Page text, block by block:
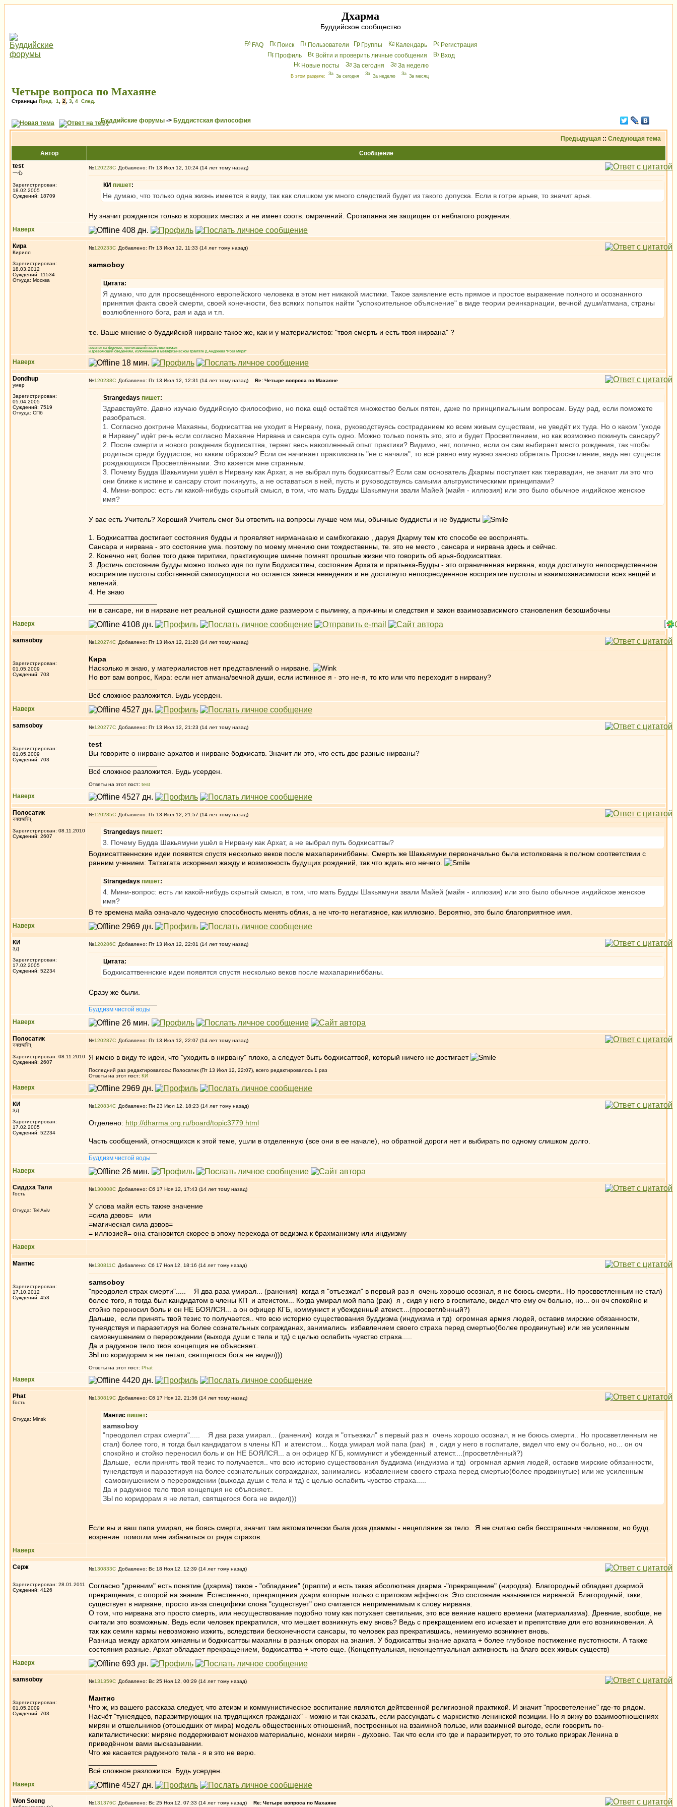
Дхарма
Буддийское сообщество
FAQ Поиск Пользователи Группы Календарь
Peгиcтрaция
Профиль
Войти и проверить личные сообщения
Вхoд
Новые посты
За сегодня За неделю
В этом разделе: За сегодня За неделю За месяц
Четыре вопроса по Махаяне
Страницы Пред. 1 2 3 4 След.
Буддийские форумы -> Буддистская философия
Предыдущая :: Следующая тема
Автор
Сообщение
test
一心
Зарегистрирован:
18.02.2005
Суждений: 18709
№120228 Добавлено: Пт 13 Июл 12, 10:24 (14 лет тому назад)
КИ пишет:
Не думаю, что только одна жизнь имеется в виду, так как слишком уж много следствий будет из такого допуска. Если в готре арьев, то значит арья.
Ну значит рождается только в хороших местах и не имеет соотв. омрачений. Сротапанна же защищен от неблагого рождения.
Наверх
Кира
Кирилл
Зарегистрирован:
18.03.2012
Суждений: 11534
Откуда: Москва
№120233 Добавлено: Пт 13 Июл 12, 11:33 (14 лет тому назад)
samsoboy
Цитата:
Я думаю, что для просвещённого европейского человека в этом нет никакой мистики. Такое заявление есть прямое и простое выражение полного и осознанного
принятия факта своей смерти, своей конечности, без всяких попыток найти "успокоительное объяснение" в виде теории реинкарнации, вечной души/атмана, страны
возлюбленного бога, рая и ада и т.п.
т.е. Ваше мнение о буддийской нирване такое же, как и у материалистов: "твоя смерть и есть твоя нирвана" ?
новичок на форуме, прочитавший несколько книжек
и доверяющий сведениям, изложенным в метафизическом трактате Д.Андреева "Роза Мира"
Наверх
Dondhup
умер
Зарегистрирован:
05.04.2005
Суждений: 7519
Откуда: СПб
№120238 Добавлено: Пт 13 Июл 12, 12:31 (14 лет тому назад) Re: Четыре вопроса по Махаяне
Strangedays пишет:
Здравствуйте. Давно изучаю буддийскую философию, но пока ещё остаётся множество белых пятен, даже по принципиальным вопросам. Буду рад, если поможете
разобраться.
1. Согласно доктрине Махаяны, бодхисаттва не уходит в Нирвану, пока, руководствуясь состраданием ко всем живым существам, не уведёт их туда. Но о каком "уходе
в Нирвану" идёт речь если согласно Махаяне Нирвана и сансара суть одно. Можно только понять это, это и будет Просветлением, но как возможно покинуть сансару?
2. После смерти и нового рождения бодхисаттва, теряет весь накопленный опыт практики? Видимо, нет, логично, если он сам выбирает место рождения, так чтобы
родиться среди буддистов, но каким образом? Если он начинает практиковать "не с начала", то всё равно ему нужно заново обретать Просветление, ведь нет существ
рождающихся Просветлёнными. Это кажется мне странным.
3. Почему Будда Шакьямуни ушёл в Нирвану как Архат, а не выбрал путь бодхисаттвы? Если сам основатель Дхармы поступает как тхеравадин, не значит ли это что
они ближе к истине и сансару стоит покинууть, а не оставаться в ней, пусть и руководствуясь самыми альтруистическими принципами?
4. Мини-вопрос: есть ли какой-нибудь скрытый смысл, в том, что мать Будды Шакьямуни звали Майей (майя - иллюзия) или это было обычное индийское женское
имя?
У ваc есть Учитель? Хороший Учитель смог бы ответить на вопросы лучше чем мы, обычные буддисты и не буддисты
1. Бодхисаттва достигает состояния будды и проявляет нирманакаю и самбхогакаю , даруя Дхарму тем кто способе ее воспринять.
Сансара и нирвана - это состояние ума. поэтому по моему мнению они тождественны, те. это не место , сансара и нирвана здесь и сейчас.
2. Конечно нет, более того даже тиритики, практикующие шинне помнят прошлые жизни что говорить об арья-бодхисаттвах.
3. Достичь состояние будды можно только идя по пути Бодхисаттвы, состояние Архата и пратьека-Будды - это ограниченная нирвана, когда достигнуто непосредственное
восприятие пустоты собственной самосущности но остается завеса неведения и не достигнуто непосресдвенное восприятие пустоты и взаимозависимости всех вещей и
явлений.
4. Не знаю
ни в сансаре, ни в нирване нет реальной сущности даже размером с пылинку, а причины и следствия и закон взаимозависимого становления безошибочны
Наверх
samsoboy
Зарегистрирован:
01.05.2009
Суждений: 703
№120274 Добавлено: Пт 13 Июл 12, 21:20 (14 лет тому назад)
Кира
Насколько я знаю, у материалистов нет представлений о нирване.
Но вот вам вопрос, Кира: если нет атмана/вечной души, если истинное я - это не-я, то кто или что переходит в нирвану?
Всё сложное разложится. Будь усерден.
Наверх
samsoboy
Зарегистрирован:
01.05.2009
Суждений: 703
№120277 Добавлено: Пт 13 Июл 12, 21:23 (14 лет тому назад)
test
Вы говорите о нирване архатов и нирване бодхисатв. Значит ли это, что есть две разные нирваны?
Всё сложное разложится. Будь усерден.
Ответы на этот пост: test
Наверх
Полосатик
नक्तचारिन्
Зарегистрирован: 08.11.2010
Суждений: 2607
№120285 Добавлено: Пт 13 Июл 12, 21:57 (14 лет тому назад)
Strangedays пишет:
3. Почему Будда Шакьямуни ушёл в Нирвану как Архат, а не выбрал путь бодхисаттвы?
Бодхисаттвеннские идеи появятся спустя несколько веков после махапариниббаны. Смерть же Шакьямуни первоначально была истолкована в полном соответствии с
ранним учением: Татхагата искоренил жажду и возможность будущих рождений, так что ждать его нечего.
Strangedays пишет:
4. Мини-вопрос: есть ли какой-нибудь скрытый смысл, в том, что мать Будды Шакьямуни звали Майей (майя - иллюзия) или это было обычное индийское женское
имя?
В те времена майа означало чудесную способность менять облик, а не что-то негативное, как иллюзию. Вероятно, это было благоприятное имя.
Наверх
КИ
3Д
Зарегистрирован:
17.02.2005
Суждений: 52234
№120286 Добавлено: Пт 13 Июл 12, 22:01 (14 лет тому назад)
Цитата:
Бодхисаттвеннские идеи появятся спустя несколько веков после махапариниббаны.
Сразу же были.
Буддизм чистой воды
Наверх
Полосатик
नक्तचारिन्
Зарегистрирован: 08.11.2010
Суждений: 2607
№120287 Добавлено: Пт 13 Июл 12, 22:07 (14 лет тому назад)
Я имею в виду те идеи, что "уходить в нирвану" плохо, а следует быть бодхисаттвой, который ничего не достигает
Последний раз редактировалось: Полосатик (Пт 13 Июл 12, 22:07), всего редактировалось 1 раз
Ответы на этот пост: КИ
Наверх
КИ
3Д
Зарегистрирован:
17.02.2005
Суждений: 52234
№120834 Добавлено: Пн 23 Июл 12, 18:23 (14 лет тому назад)
Отделено: http://dharma.org.ru/board/topic3779.html
Часть сообщений, относящихся к этой теме, ушли в отделенную (все они в ее начале), но обратной дороги нет и выбирать по одному слишком долго.
Буддизм чистой воды
Наверх
Cиддха Tали
Гость
Откуда: Tel Aviv
№130808 Добавлено: Сб 17 Ноя 12, 17:43 (14 лет тому назад)
У слова майя есть также значение
=сила дэвов= или
=магическая сила дэвов=
= иллюзией= она становится скорее в эпоху перехода от ведизма к брахманизму или индуизму
Наверх
Мантис
Зарегистрирован:
17.10.2012
Суждений: 453
№130811 Добавлено: Сб 17 Ноя 12, 18:16 (14 лет тому назад)
samsoboy
"преодолел страх смерти"..... Я два раза умирал... (ранения) когда я "отъезжал" в первый раз я очень хорошо осознал, я не боюсь смерти.. Но просвветленным не стал)
более того, я тогда был кандидатом в члены КП и атеистом... Когда умирал мой папа (рак) я , сидя у него в госпитале, видел что ему оч больно, но... он оч спокойно и
стойко переносил боль и он НЕ БОЯЛСЯ... а он офицер КГБ, коммунист и убежденный атеист....(просветлённый?)
Дальше, если принять твой тезис то получается.. что всю историю существования буддизма (индуизма и тд) огромная армия людей, оставив мирские обязанности,
тунеядствуя и паразетируя на более сознательных согражданах, занимались избавлением своего страха перед смертью(более продвинутые) или же усиленным
самовнушением о перерождении (выхода души с тела и тд) с целью ослабить чувство страха.....
Да и радужное тело твоя концепция не объясняет..
ЗЫ по коридорам я не летал, святщегося бога не видел)))
Ответы на этот пост: Phat
Наверх
Phat
Гость
Откуда: Minsk
№130819 Добавлено: Сб 17 Ноя 12, 21:36 (14 лет тому назад)
Мантис пишет:
samsoboy
"преодолел страх смерти"..... Я два раза умирал... (ранения) когда я "отъезжал" в первый раз я очень хорошо осознал, я не боюсь смерти.. Но просвветленным не
стал) более того, я тогда был кандидатом в члены КП и атеистом... Когда умирал мой папа (рак) я , сидя у него в госпитале, видел что ему оч больно, но... он оч
спокойно и стойко переносил боль и он НЕ БОЯЛСЯ... а он офицер КГБ, коммунист и убежденный атеист....(просветлённый?)
Дальше, если принять твой тезис то получается.. что всю историю существования буддизма (индуизма и тд) огромная армия людей, оставив мирские обязанности,
тунеядствуя и паразетируя на более сознательных согражданах, занимались избавлением своего страха перед смертью(более продвинутые) или же усиленным
самовнушением о перерождении (выхода души с тела и тд) с целью ослабить чувство страха.....
Да и радужное тело твоя концепция не объясняет..
ЗЫ по коридорам я не летал, святщегося бога не видел)))
Если вы и ваш папа умирал, не боясь смерти, значит там автоматически была доза дхаммы - нецепляние за тело. Я не считаю себя бесстрашным человеком, но будд.
возрение помогли мне избавиться от ряда страхов.
Наверх
Серж
Зарегистрирован: 28.01.2011
Суждений: 4126
№130833 Добавлено: Вс 18 Ноя 12, 12:39 (14 лет тому назад)
Согласно "древним" есть понятие (дхарма) такое - "обладание" (прапти) и есть такая абсолютная дхарма -"прекращение" (ниродха). Благородный обладает дхармой
прекращения, с опорой на знание. Естественно, прекращения дхарм которые только с притоком аффектов. Это состояние называется нирваной. Благородный, таки,
существует в нирване, просто из-за специфики слова "существует" оно считается неприменимым к слову нирвана.
О том, что нирвана это просто смерть, или несуществование подобно тому как потухает светильник, это все веяние нашего времени (материализма). Древние, вообще, не
считали это возможным. Ведь если человек прекратился, что мешает возникнуть ему вновь? Ведь с прекращением его исчезает и препятствие для его возникновения. А
так как семян кармы невозможно изжить, вследствии бесконечности сансары, то человек раз прекратившись, неминуемо возникнет вновь.
Разница между архатом хинаяны и бодхисаттвы махаяны в разных опорах на знания. У бодхисаттвы знание архата + более глубокое постижение пустотности. А также
состояния разные. Архат обладает прекращением, бодхисаттва + чтото еще. (Концептуальная, неконцептуальная активность на благо всех живых существ)
Наверх
samsoboy
Зарегистрирован:
01.05.2009
Суждений: 703
№131359 Добавлено: Вс 25 Ноя 12, 00:29 (14 лет тому назад)
Мантис
Что ж, из вашего рассказа следует, что атеизм и коммунистическое воспитание являются дейтсвенной религиозной практикой. И значит "просветеление" где-то рядом.
Насчёт "тунеядцев, паразитирующих на трудящихся гражданах" - можно и так сказать, если рассуждать с марксистко-ленинской позиции. Но я вижу во взаимоотношениях
мирян и отшельников (отошедших от мира) модель общественных отношений, построенных на взаимной пользе, или взаимной выгоде, если говорить по-
капиталистически: миряне поддерживают монахов материально, монахи мирян - духовно. Так что если кто где и паразитирует, то это только призрак Ленина в
приведённом вами высказывании.
Что же касается радужного тела - я в это не верю.
Всё сложное разложится. Будь усерден.
Наверх
Won Soeng №131376 Добавлено: Вс 25 Ноя 12, 07:33 (14 лет тому назад) Re: Четыре вопроса по Махаяне